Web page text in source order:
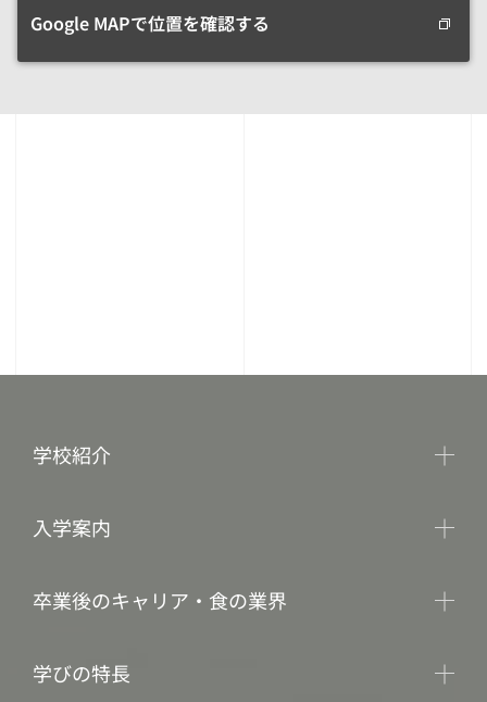
Google MAPで位置を確認する
学校紹介
入学案内
卒業後のキャリア・食の業界
学びの特長